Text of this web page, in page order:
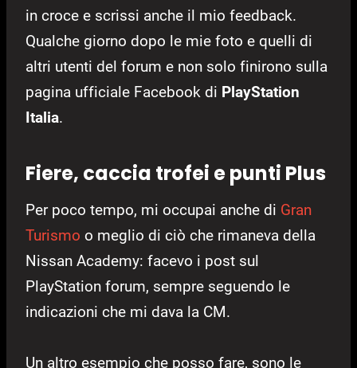
in croce e scrissi anche il mio feedback.
Qualche giorno dopo le mie foto e quelli di
altri utenti del forum e non solo finirono sulla
pagina ufficiale Facebook di PlayStation
Italia.
Fiere, caccia trofei e punti Plus
Per poco tempo, mi occupai anche di Gran
Turismo o meglio di ciò che rimaneva della
Nissan Academy: facevo i post sul
PlayStation forum, sempre seguendo le
indicazioni che mi dava la CM.
Un altro esempio che posso fare, sono le